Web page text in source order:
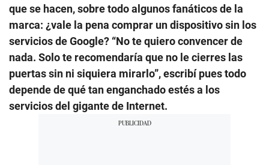
que se hacen, sobre todo algunos fanáticos de la
marca: ¿vale la pena comprar un dispositivo sin los
servicios de Google? “No te quiero convencer de
nada. Solo te recomendaría que no le cierres las
puertas sin ni siquiera mirarlo”, escribí pues todo
depende de qué tan enganchado estés a los
servicios del gigante de Internet.